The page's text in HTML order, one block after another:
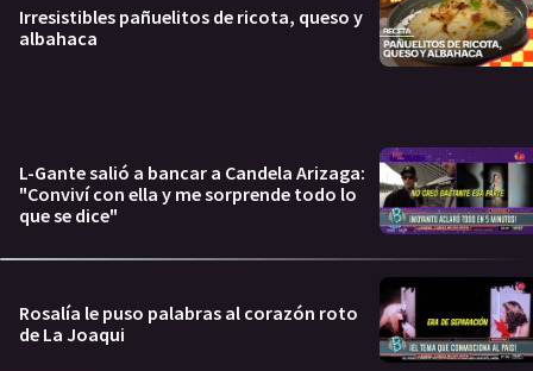
Irresistibles pañuelitos de ricota, queso y
albahaca
L-Gante salió a bancar a Candela Arizaga:
"Conviví con ella y me sorprende todo lo
que se dice"
Rosalía le puso palabras al corazón roto
de La Joaqui